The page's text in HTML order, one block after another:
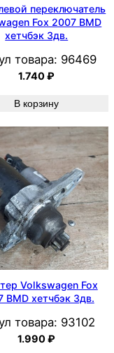
переключатель
Fox 2007 BMD
хетчбэк 3дв.
товара: 96469
1.740₽
В корзину
Volkswagen Fox
BMD хетчбэк 3дв.
товара: 93102
1.990₽